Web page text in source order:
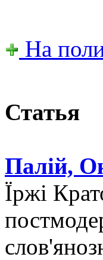
На
Статья
Палій,
Їржі